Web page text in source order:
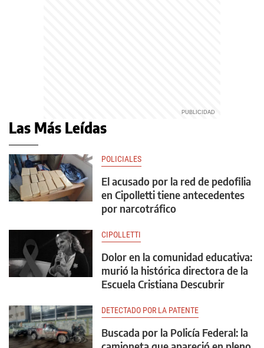
Las Más Leídas
POLICIALES
El acusado por la red de pedofilia
en Cipolletti tiene antecedentes
por narcotráfico
CIPOLLETTI
Dolor en la comunidad educativa:
murió la histórica directora de la
Escuela Cristiana Descubrir
DETECTADO POR LA PATENTE
Buscada por la Policía Federal: la